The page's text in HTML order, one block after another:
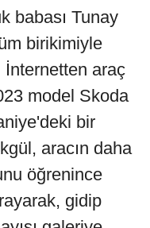
babası Tunay
birikimiyle
araç
model Skoda
bir
aracın daha
öğrenince
gidip